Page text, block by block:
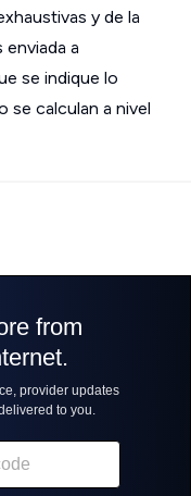
y de la
a
se indique lo
se calculan a nivel